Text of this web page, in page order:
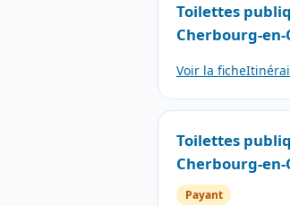
Toilettes
Cherbourg-
Voir la fiche
Toilettes
Cherbourg-
Payant